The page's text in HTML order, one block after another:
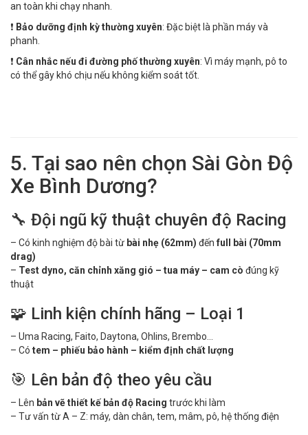
an toàn khi chạy nhanh.
❗ Bảo dưỡng định kỳ thường xuyên: Đặc biệt là phần máy và
phanh.
❗ Cân nhắc nếu đi đường phố thường xuyên: Vì máy mạnh, pô to
có thể gây khó chịu nếu không kiểm soát tốt.
5. Tại sao nên chọn Sài Gòn Độ
Xe Bình Dương?
🔧 Đội ngũ kỹ thuật chuyên độ Racing
– Có kinh nghiệm độ bài từ bài nhẹ (62mm) đến full bài (70mm
drag)
– Test dyno, căn chỉnh xăng gió – tua máy – cam cò đúng kỹ
thuật
🧩 Linh kiện chính hãng – Loại 1
– Uma Racing, Faito, Daytona, Ohlins, Brembo…
– Có tem – phiếu bảo hành – kiểm định chất lượng
🎯 Lên bản độ theo yêu cầu
– Lên bản vẽ thiết kế bản độ Racing trước khi làm
– Tư vấn từ A – Z: máy, dàn chân, tem, mâm, pô, hệ thống điện